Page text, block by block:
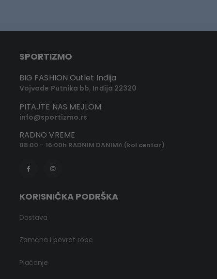
SPORTIZMO
BIG FASHION Outlet Inđija
Vojvode Putnika bb, Inđija 22320
PITAJTE NAS MEJLOM:
info@sportizmo.rs
RADNO VREME
08:00 - 16:00h RADNIM DANIMA (kol centar)
KORISNIČKA PODRŠKA
Dostava
Zamena i povrat robe
Plaćanje